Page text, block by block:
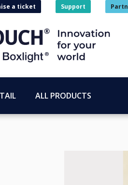
a ticket Support
ALL PRODUCTS